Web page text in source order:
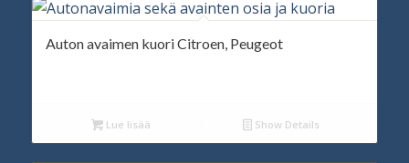
Auton avaimen kuori Citroen, Peugeot
Lue lisää Show Details